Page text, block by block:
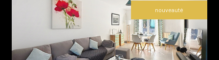
nouveauté
voir le bien